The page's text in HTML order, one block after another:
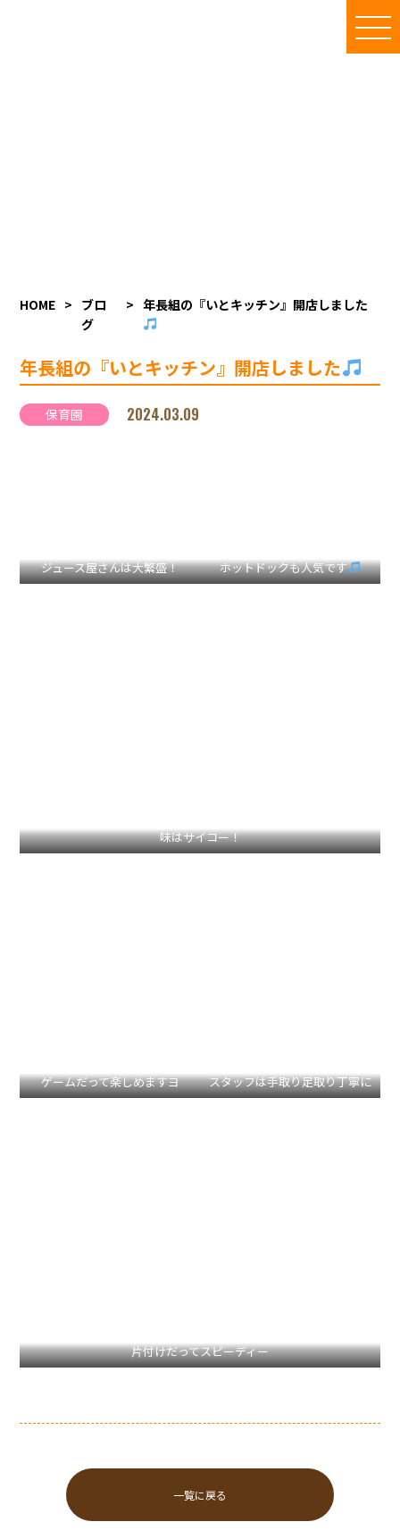
HOME > ブロ
グ
> 年長組の『いとキッチン』開店しました
年長組の『いとキッチン』開店しました
保育園 2024.03.09
ジュース屋さんは大繁盛！ ホットドックも人気です
味はサイコー！
ゲームだって楽しめますヨ スタッフは手取り足取り丁寧に
片付けだってスピーディー
一覧に戻る